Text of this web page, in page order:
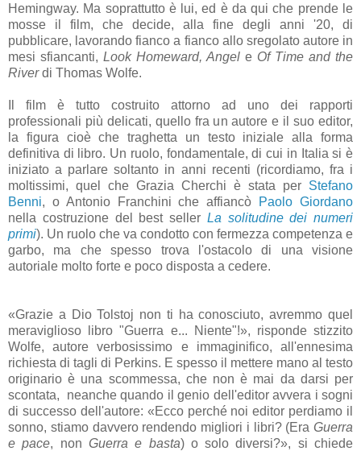
Hemingway. Ma soprattutto è lui, ed è da qui che prende le
mosse il film, che decide, alla fine degli anni '20, di
pubblicare, lavorando fianco a fianco allo sregolato autore in
mesi sfiancanti, Look Homeward, Angel e Of Time and the
Riverdi Thomas Wolfe.
Il film è tutto costruito attorno ad uno dei rapporti
professionali più delicati, quello fra un autore e il suo editor,
la figura cioè che traghetta un testo iniziale alla forma
definitiva di libro. Un ruolo, fondamentale, di cui in Italia si è
iniziato a parlare soltanto in anni recenti (ricordiamo, fra i
moltissimi, quel che Grazia Cherchi è stata per Stefano
Benni, o Antonio Franchini che affiancò
Paolo Giordano
nella costruzione del best seller La solitudine dei numeri
primi). Un ruolo che va condotto con fermezza competenza e
garbo, ma che spesso trova l'ostacolo di una visione
autoriale molto forte e poco disposta a cedere.
«Grazie a Dio Tolstoj non ti ha conosciuto, avremmo quel
meraviglioso libro "Guerra e... Niente"!», risponde stizzito
Wolfe, autore verbosissimo e immaginifico, all'ennesima
richiesta di tagli di Perkins. E spesso il mettere mano al testo
originario è una scommessa, che non è mai da darsi per
scontata, neanche quando il genio dell'editor avvera i sogni
di successo dell'autore: «Ecco perché noi editor perdiamo il
sonno, stiamo davvero rendendo migliori i libri? (Era Guerra
e pace, non Guerra e basta) o solo diversi?», si chiede